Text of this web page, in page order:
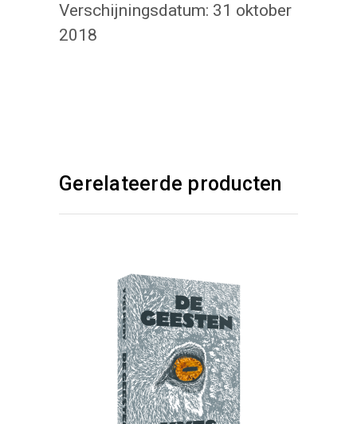
Verschijningsdatum: 31 oktober
2018
Gerelateerde producten
KIES :)